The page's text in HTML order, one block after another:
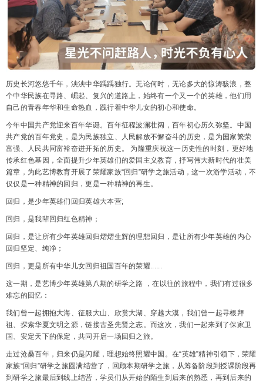
历史长河悠悠千年，泱泱中华踽踽独行。无论何时，无论多大的惊涛骇浪，整
个中华民族在寻路、崛起、复兴的道路上，始终有一个又一个的英雄，他们用
自己的青春年华和生命热血，践行着中华儿女的初心和使命。
今年中国共产党迎来百年华诞。百年征程波澜壮阔，百年初心历久弥坚。中国
共产党的百年党史，是为民族独立、人民解放不懈奋斗的历史，是为国家繁荣
富强、人民共同富裕奋进开拓的历史。 为隆重庆祝这一历史性的时刻，更好地
传承红色基因，全面提升少年英雄们的爱国主义教育，抒写伟大新时代的壮美
篇章，为此艺博教育开展了荣耀家族“回归”研学之旅活动，这一次游学活动，不
仅仅是一种精神的回归，更是一种精神的再生。
回归，是少年英雄们回归英雄大本营;
回归，是我辈回归红色精神；
回归，是让所有少年英雄回归熠熠生辉的理想回归，是让所有少年英雄的内心
回归坚定、纯净；
回归，更是所有中华儿女回归祖国百年的荣耀......
这一期，是艺博少年英雄第八期的研学之路 ，在以往的旅程中，我们有过很多
难忘的回忆：
我们曾一起拥抱大海、征服大山、欣赏大湖、穿越大漠，我们曾一起寻根拜
祖、探索华夏文明之源，链接古圣先贤之志。而这次，我们一起来到了保家卫
国、安定天下的保定，共同开启一场回归之旅。
走过沧桑百年，归来仍是闪耀，理想始终照耀中国。在“英雄”精神引领下，荣耀
家族“回归”研学之旅圆满结营了，回顾本期研学之旅，从筹备阶段到授课阶段再
到研学之旅最后到线上结营，学员们从开始的陌生到后来的熟悉，再到后来的